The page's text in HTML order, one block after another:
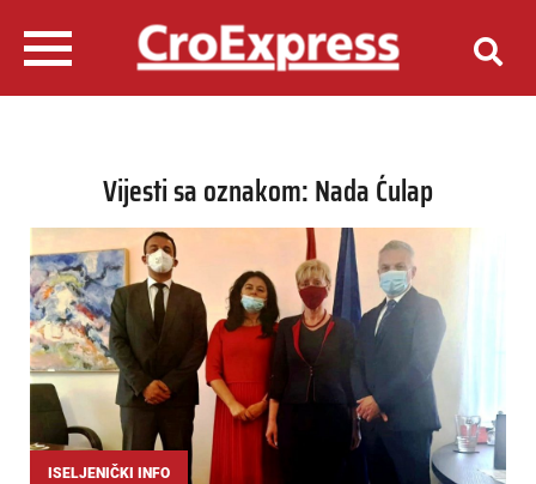
Vijesti sa oznakom: Nada Ćulap
ISELJENIČKI INFO